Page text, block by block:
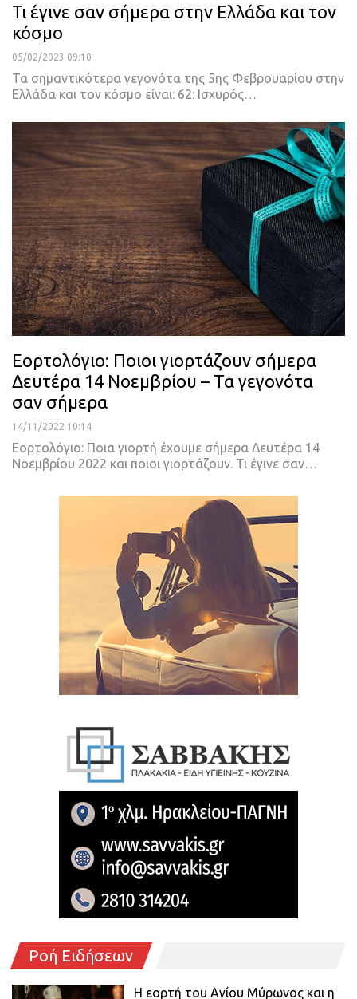
Τι έγινε σαν σήμερα στην Ελλάδα και τον
κόσμο
05/02/2023 09:10
Τα σημαντικότερα γεγονότα της 5ης Φεβρουαρίου στην
Ελλάδα και τον κόσμο είναι: 62: Ισχυρός…
Εορτολόγιο: Ποιοι γιορτάζουν σήμερα
Δευτέρα 14 Νοεμβρίου – Τα γεγονότα
σαν σήμερα
14/11/2022 10:14
Εορτολόγιο: Ποια γιορτή έχουμε σήμερα Δευτέρα 14
Νοεμβρίου 2022 και ποιοι γιορτάζουν. Τι έγινε σαν
Ροή Ειδήσεων
Η εορτή του Αγίου Μύρωνος και η